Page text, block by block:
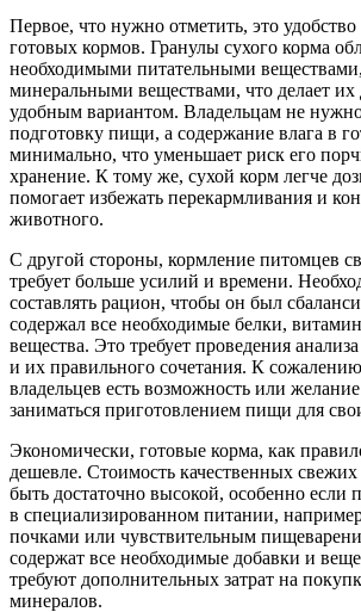
Первое, что нужно отметить, это
готовых кормов. Гранулы сухого корма
необходимыми питательными
минеральными веществами, что делает их
удобным вариантом. Владельцам не
подготовку пищи, а содержание влага в
минимально, что уменьшает риск его
хранение. К тому же, сухой корм легче
помогает избежать перекармливания и
животного.
С другой стороны, кормление питомцев
требует больше усилий и времени.
составлять рацион, чтобы он был
содержал все необходимые белки,
вещества. Это требует проведения
и их правильного сочетания. К
владельцев есть возможность или
заниматься приготовлением пищи для
Экономически, готовые корма, как
дешевле. Стоимость качественных
быть достаточно высокой, особенно если
в специализированном питании,
почками или чувствительным
содержат все необходимые добавки и
требуют дополнительных затрат на
минералов.